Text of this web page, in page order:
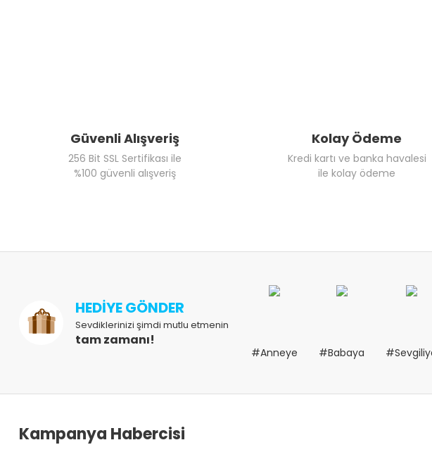
Güvenli Alışveriş
256 Bit SSL Sertifikası ile
%100 güvenli alışveriş
Kolay Ödeme
Kredi kartı ve banka havalesi
ile kolay ödeme
HEDİYE GÖNDER
Sevdiklerinizi şimdi mutlu etmenin
tam zamanı!
#Anneye #Babaya
Kampanya Habercisi